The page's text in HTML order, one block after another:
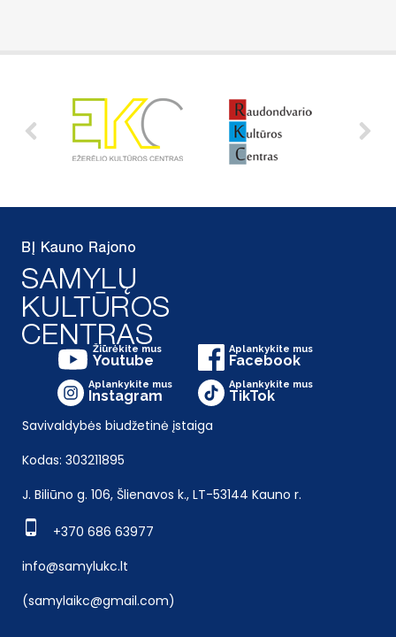
Žiūrėkite mus
Youtube
Aplankykite mus
Facebook
Aplankykite mus
Instagram
Aplankykite mus
TikTok
Savivaldybės biudžetinė įstaiga
Kodas: 303211895
J. Biliūno g. 106, Šlienavos k., LT-53144 Kauno r.
+370 686 63977
info@samylukc.lt
(samylaikc@gmail.com)